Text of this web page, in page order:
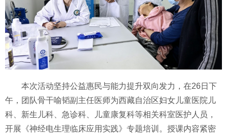
本次活动坚持公益惠民与能力提升双向发力，在26日下
午，团队骨干喻韬副主任医师为西藏自治区妇女儿童医院儿
科、新生儿科、急诊科、儿童康复科等相关科室医护人员，
开展《神经电生理临床应用实践》专题培训。授课内容紧密